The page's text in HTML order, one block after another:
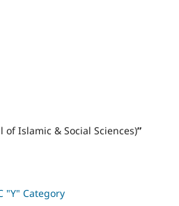
Islamic & Social Sciences)”
"Y" Category